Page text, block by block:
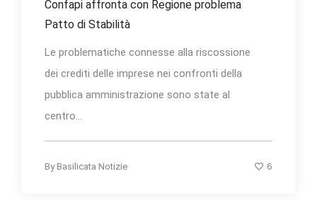
Confapi affronta con Regione problema
Patto di Stabilità
Le problematiche connesse alla riscossione
dei crediti delle imprese nei confronti della
pubblica amministrazione sono state al
centro...
By Basilicata Notizie 6